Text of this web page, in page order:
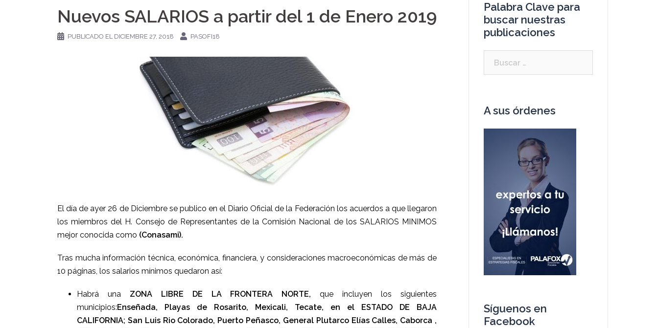
Nuevos SALARIOS a partir del 1 de Enero 2019
PUBLICADO EL DICIEMBRE 27, 2018 PASOFI18
El día de ayer 26 de Diciembre se publico en el Diario Oficial de la Federación los acuerdos a que llegaron
los miembros del H. Consejo de Representantes de la Comisión Nacional de los SALARIOS MINIMOS
mejor conocida como (Conasami).
Tras mucha información técnica, económica, financiera, y consideraciones macroeconómicas de más de
10 páginas, los salarios mínimos quedaron así:
Habrá unaZONA LIBRE DE LA FRONTERA NORTE,que incluyen los siguientes
municipios:Enseñada, Playas de Rosarito, Mexicali, Tecate, en el ESTADO DE BAJA
CALIFORNIA; San Luis Rio Colorado, Puerto Peñasco, General Plutarco Elías Calles, Caborca ,
Palabra Clave para
buscar nuestras
publicaciones
A sus órdenes
Síguenos en
Facebook